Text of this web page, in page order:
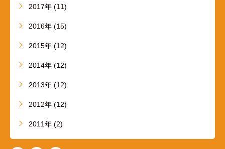
2017年 (11)
2016年 (15)
2015年 (12)
2014年 (12)
2013年 (12)
2012年 (12)
2011年 (2)